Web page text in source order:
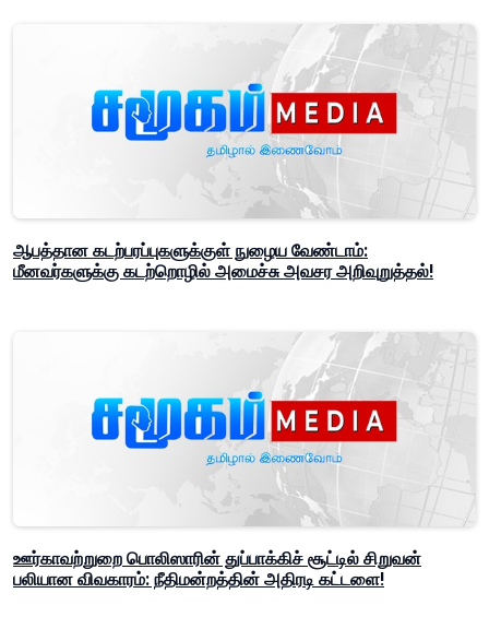
ஆபத்தான கடற்பரப்புகளுக்குள் நுழைய வேண்டாம்:
மீனவர்களுக்கு கடற்றொழில் அமைச்சு அவசர அறிவுறுத்தல்!
ஊர்காவற்றுறை பொலிஸாரின் துப்பாக்கிச் சூட்டில் சிறுவன்
பலியான விவகாரம்: நீதிமன்றத்தின் அதிரடி கட்டளை!